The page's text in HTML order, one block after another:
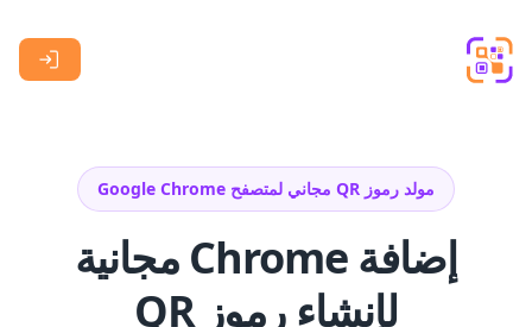
مولد رموز QR مجاني لمتصفح Google Chrome
إضافة Chrome مجانية
لإنشاء رموز QR